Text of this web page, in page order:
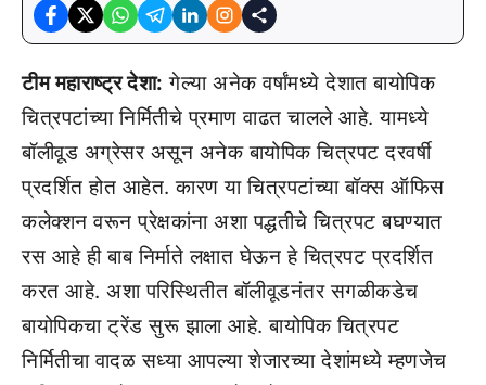
टीम महाराष्ट्र देशा: गेल्या अनेक वर्षांमध्ये देशात बायोपिक
चित्रपटांच्या निर्मितीचे प्रमाण वाढत चालले आहे. यामध्ये
बॉलीवूड अग्रेसर असून अनेक बायोपिक चित्रपट दरवर्षी
प्रदर्शित होत आहेत. कारण या चित्रपटांच्या बॉक्स ऑफिस
कलेक्शन वरून प्रेक्षकांना अशा पद्धतीचे चित्रपट बघण्यात
रस आहे ही बाब निर्माते लक्षात घेऊन हे चित्रपट प्रदर्शित
करत आहे. अशा परिस्थितीत बॉलीवूडनंतर सगळीकडेच
बायोपिकचा ट्रेंड सुरू झाला आहे. बायोपिक चित्रपट
निर्मितीचा वादळ सध्या आपल्या शेजारच्या देशांमध्ये म्हणजेच